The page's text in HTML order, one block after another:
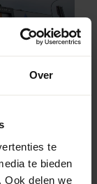
Over
te
te bieden
Ook delen we